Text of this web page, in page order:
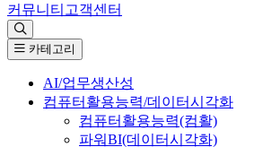
커뮤니티 고객센터
카테고리
AI/업무생산성
컴퓨터활용능력/데이터시각화
컴퓨터활용능력(컴활)
파워BI(데이터시각화)